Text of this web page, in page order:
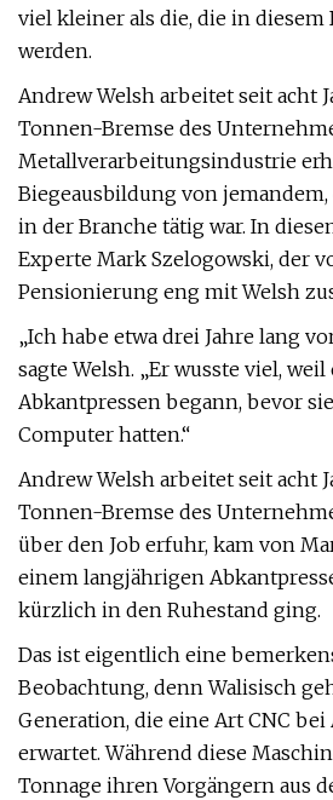
viel kleiner als die, die in
werden.
Andrew Welsh arbeitet seit acht
Tonnen-Bremse des
Metallverarbeitungsindustrie
Biegeausbildung von
in der Branche tätig war. In
Experte Mark Szelogowski, der
Pensionierung eng mit Welsh
„Ich habe etwa drei Jahre lang
sagte Welsh. „Er wusste viel,
Abkantpressen begann, bevor
Computer hatten.“
Andrew Welsh arbeitet seit acht
Tonnen-Bremse des
über den Job erfuhr, kam von
einem langjährigen
kürzlich in den Ruhestand ging.
Das ist eigentlich eine
Beobachtung, denn Walisisch
Generation, die eine Art CNC
erwartet. Während diese
Tonnage ihren Vorgängern aus